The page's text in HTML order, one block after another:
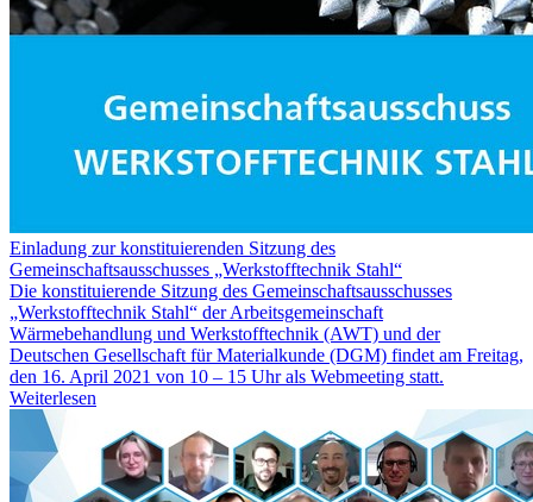
Einladung zur konstituierenden Sitzung des
Gemeinschaftsausschusses „Werkstofftechnik Stahl“
Die konstituierende Sitzung des Gemeinschaftsausschusses
„Werkstofftechnik Stahl“ der Arbeitsgemeinschaft
Wärmebehandlung und Werkstofftechnik (AWT) und der
Deutschen Gesellschaft für Materialkunde (DGM) findet am Freitag,
den 16. April 2021 von 10 – 15 Uhr als Webmeeting statt.
Weiterlesen